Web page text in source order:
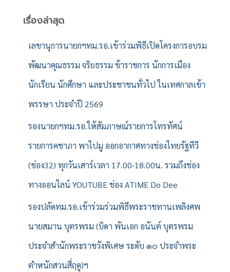
สำ
เรื่องล่าสุด
เลขานุการนายกฯทม.รอ.เข้าร่วมพิธีเปิดโครงการอบรม
พัฒนาคุณธรรม จริยธรรม ข้าราชการ นักการเมือง
นักเรียน นักศึกษา และประชาชนทั่วไป ในเทศกาลเข้า
พรรษา ประจำปี 2569
รองนายกฯทม.รอ.ให้สัมภาษณ์รายการโทรทัศน์
รายการคชาภา พาไปมู ออกอากาศทางช่องไทยรัฐทีวี
(ช่อง32) ทุกวันเสาร์เวลา 17.00-18.00น. รวมถึงช่อง
ทางออนไลน์ YOUTUBE ช่อง ATIME Do Dee
รองปลัดทม.รอ.เข้าร่วมร่วมพิธีพระราชทานเพลิงศพ
นายสมาน บุตรพรม (บิดา พันเอก อนันต์ บุตรพรม
ประจำสำนักพระราชวังพิเศษ ระดับ ๑๐ ประจำพระ
ตำหนักสวนสี่ฤดู)ฯ